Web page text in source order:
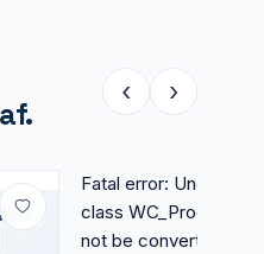
‹ ›
Fatal error: Uncaught
class
not be converted to